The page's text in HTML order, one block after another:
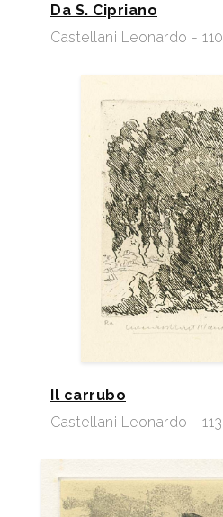
Da S. Cipriano
Castellani Leonardo - 110
Il carrubo
Castellani Leonardo - 113